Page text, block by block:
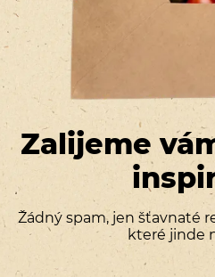
Zalijeme
Žádný spam, jen šťavnaté
které jinde